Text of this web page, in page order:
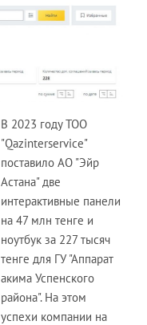
В 2023 году ТОО
"Qazinterservice"
поставило АО "Эйр
Астана" две
интерактивные панели
на 47 млн тенге и
ноутбук за 227 тысяч
тенге для ГУ "Аппарат
акима Успенского
района". На этом
успехи компании на